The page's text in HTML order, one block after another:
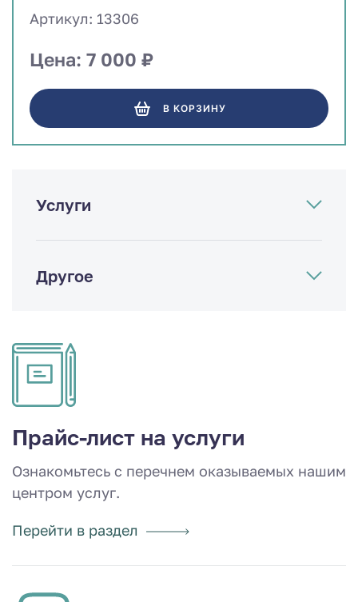
Услуги
Другое
Артикул: 13306
Цена: 7 000 ₽
В КОРЗИНУ
Прайс-лист на услуги
Ознакомьтесь с перечнем оказываемых нашим
центром услуг.
Перейти в раздел